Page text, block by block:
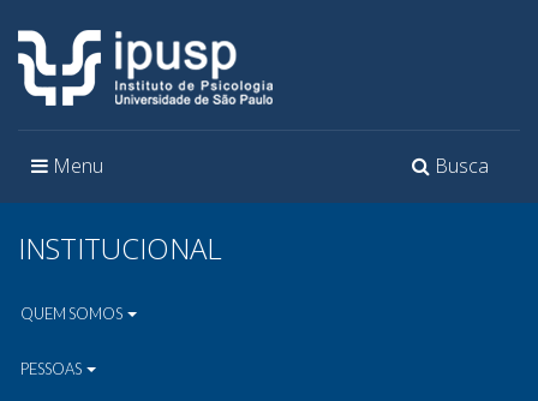
Toggle
Busca
Toggle
Menu
INSTITUCIONAL
QUEM SOMOS
PESSOAS